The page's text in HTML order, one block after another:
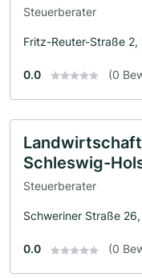
Steuerberater
Fritz-Reuter-Straße 2,
0.0 (0
Schleswig-
Steuerberater
Schweriner Straße
0.0 (0